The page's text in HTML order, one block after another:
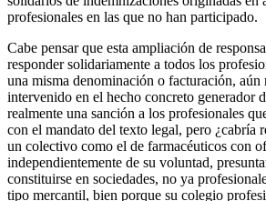
profesionales en las que no han participado.
Cabe pensar que esta ampliación de
responder solidariamente a todos los
una misma denominación o facturación, aún
intervenido en el hecho concreto generador
realmente una sanción a los profesionales
con el mandato del texto legal, pero ¿cabría
un colectivo como el de farmacéuticos con
independientemente de su voluntad,
constituirse en sociedades, no ya
tipo mercantil, bien porque su colegio